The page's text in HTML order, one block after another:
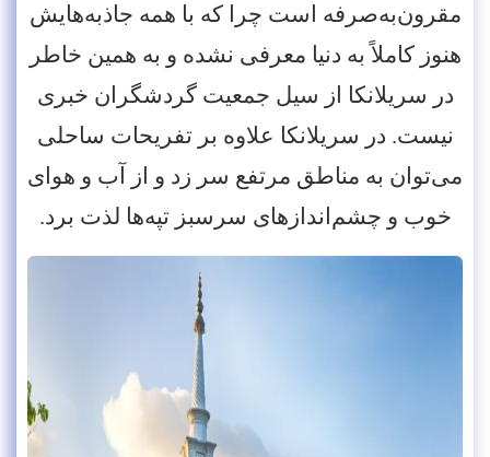
مقرون‌به‌صرفه است چرا که با همه جاذبه‌‌هایش
هنوز کاملاً به دنیا معرفی نشده و به همین خاطر
در سریلانکا از سیل جمعیت گردشگران خبری
نیست. در سریلانکا علاوه بر تفریحات ساحلی
می‌توان به مناطق مرتفع سر زد و از آب ‌و‌ هوای
خوب و چشم‌اندازهای سرسبز تپه‌ها لذت برد.